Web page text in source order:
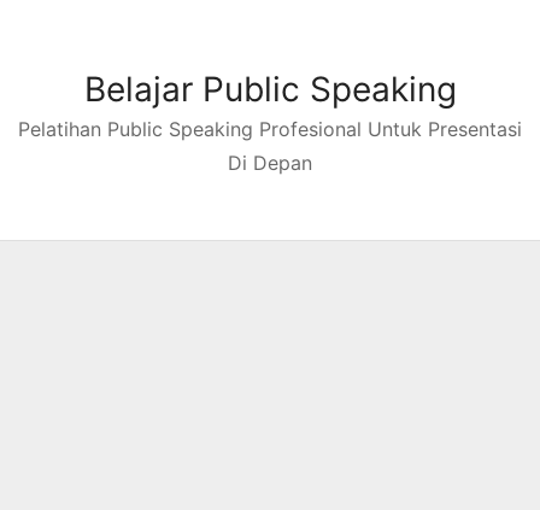
Belajar Public Speaking
Pelatihan Public Speaking Profesional Untuk Presentasi
Di Depan